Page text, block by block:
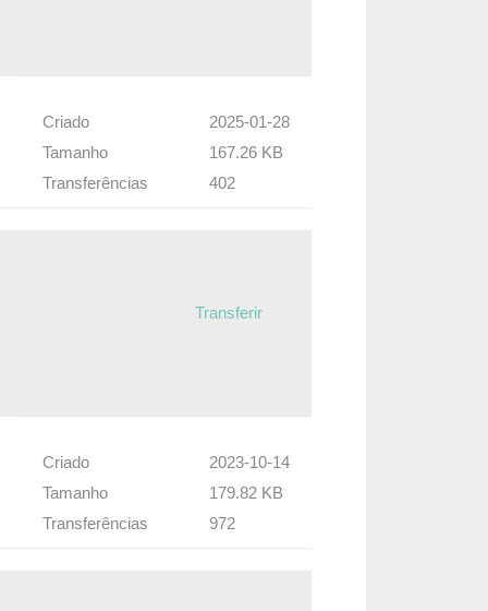
Criado
Tamanho
Transferências
2025-01-28
167.26 KB
402
Transferir
Criado
Tamanho
Transferências
2023-10-14
179.82 KB
972